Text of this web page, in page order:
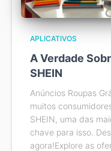
APLICATIVOS
A Verdade
SHEIN
Anúncios Roupas
muitos
SHEIN, uma das
chave para isso.
agora!Explore as